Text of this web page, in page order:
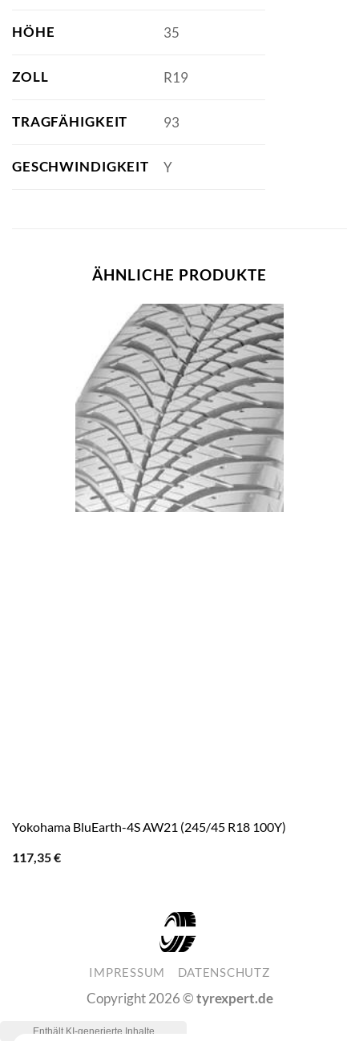
HÖHE 35
ZOLL R19
TRAGFÄHIGKEIT 93
GESCHWINDIGKEIT Y
ÄHNLICHE PRODUKTE
Yokohama BluEarth-4S AW21 (245/45 R18 100Y)
117,35€
IMPRESSUM DATENSCHUTZ
Copyright 2026 ©tyrexpert.de